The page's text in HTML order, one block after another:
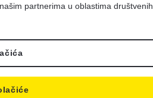
Kupovni
partnerima u oblastima društvenih